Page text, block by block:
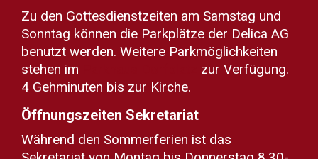
Zu den Gottesdienstzeiten am Samstag und
Sonntag können die Parkplätze der Delica AG
benutzt werden. Weitere Parkmöglichkeiten
stehen im
zur Verfügung.
4 Gehminuten bis zur Kirche.
Öffnungszeiten Sekretariat
Während den Sommerferien ist das